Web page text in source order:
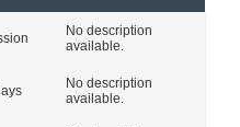
No description
available.
No description
available.